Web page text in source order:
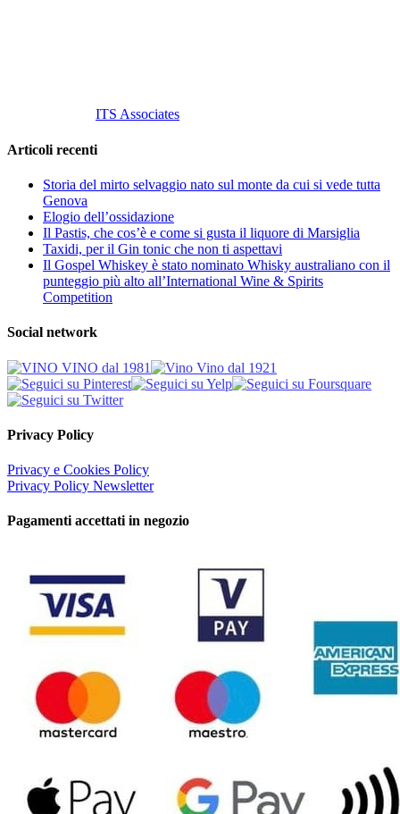
ITS Associates
Articoli recenti
Storia del mirto selvaggio nato sul monte da cui si vede tutta
Genova
Elogio dell’ossidazione
Il Pastis, che cos’è e come si gusta il liquore di Marsiglia
Taxidi, per il Gin tonic che non ti aspettavi
Il Gospel Whiskey è stato nominato Whisky australiano con il
punteggio più alto all’International Wine & Spirits
Competition
Social network
Privacy Policy
Privacy e Cookies Policy
Privacy Policy Newsletter
Pagamenti accettati in negozio